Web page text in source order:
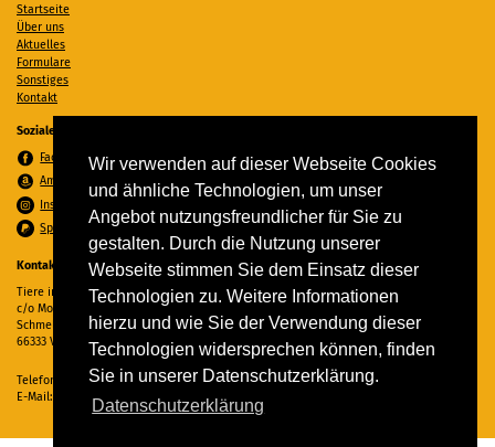
Wir verwenden auf dieser Webseite Cookies
und ähnliche Technologien, um unser
Angebot nutzungsfreundlicher für Sie zu
gestalten. Durch die Nutzung unserer
Webseite stimmen Sie dem Einsatz dieser
Technologien zu. Weitere Informationen
hierzu und wie Sie der Verwendung dieser
Technologien widersprechen können, finden
Sie in unserer Datenschutzerklärung.
Datenschutzerklärung
Startseite
Über uns
Aktuelles
Formulare
Sonstiges
Kontakt
Soziale Medien
Facebook
Amazon Wunschzettel
Instagram
Spenden per PayPal
Kontakt
Tiere in Not Saar e.V.
c/o Monika Ewen
Schmelzer Straße 22
66333 Völklingen
Telefon:
06898 294862
E-Mail:
info@tiere-in-not-saar.de